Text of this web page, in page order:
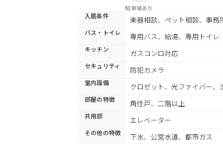
駐車場あり
入居条件 楽器相談、ペット相談、事務
バス・トイレ 専用バス、給湯、専用トイレ
キッチン ガスコンロ対応
セキュリティ 防犯カメラ
室内設備 クロゼット、光ファイバー
部屋の特徴 角住戸、二階以上
共用部 エレベーター
その他の特徴
下水、公営水道、都市ガス